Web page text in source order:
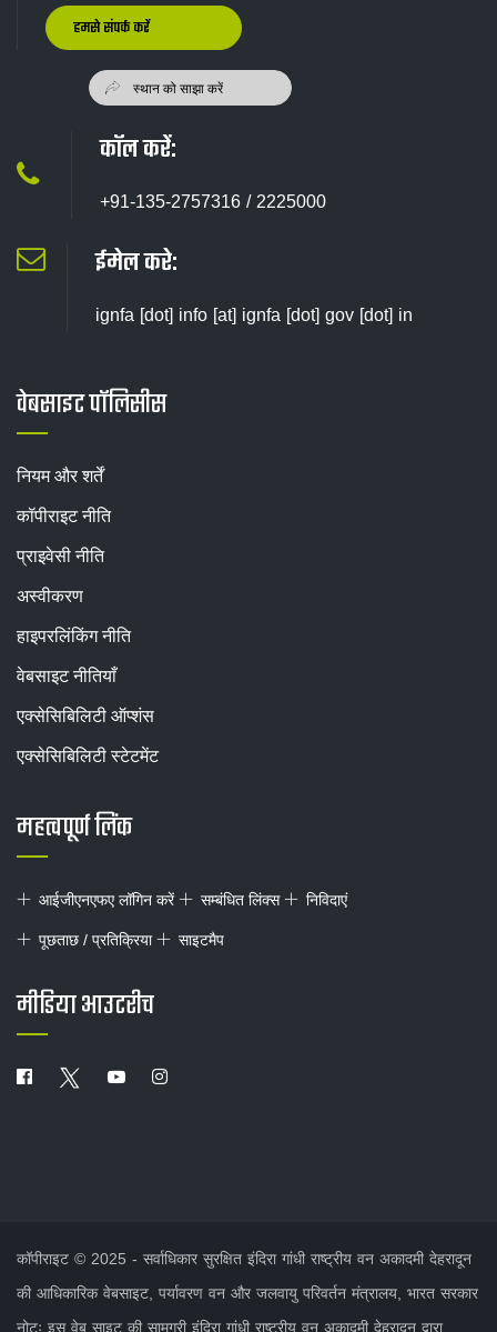
हमसे संपर्क करें
कॉल करें:
+91-135-2757316 / 2225000
ईमेल करे:
ignfa [dot] info [at] ignfa [dot] gov [dot] in
वेबसाइट पॉलिसीस
नियम और शर्तें
कॉपीराइट नीति
प्राइवेसी नीति
अस्वीकरण
हाइपरलिंकिंग नीति
वेबसाइट नीतियाँ
एक्सेसिबिलिटी ऑप्शंस
एक्सेसिबिलिटी स्टेटमेंट
महत्वपूर्ण लिंक
आईजीएनएफए लॉगिन करें सम्बंधित लिंक्स निविदाएं
पूछताछ / प्रतिक्रिया साइटमैप
मीडिया आउटरीच
कॉपीराइट © 2025 - सर्वाधिकार सुरक्षित इंदिरा गांधी राष्ट्रीय वन अकादमी देहरादून
की आधिकारिक वेबसाइट, पर्यावरण वन और जलवायु परिवर्तन मंत्रालय, भारत सरकार
नोटः इस वेब साइट की सामग्री इंदिरा गांधी राष्ट्रीय वन अकादमी देहरादून द्वारा